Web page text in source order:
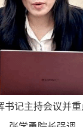
书记主持会议并